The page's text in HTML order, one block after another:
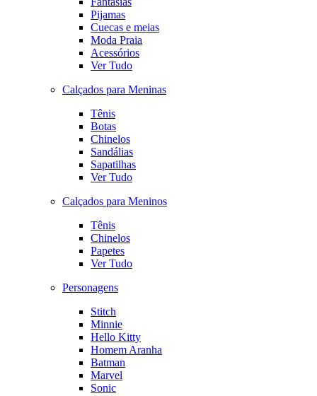
Pijamas
Cuecas e meias
Moda Praia
Acessórios
Ver Tudo
Calçados para Meninas
Tênis
Botas
Chinelos
Sandálias
Sapatilhas
Ver Tudo
Calçados para Meninos
Tênis
Chinelos
Papetes
Ver Tudo
Personagens
Stitch
Minnie
Hello Kitty
Homem Aranha
Batman
Marvel
Sonic